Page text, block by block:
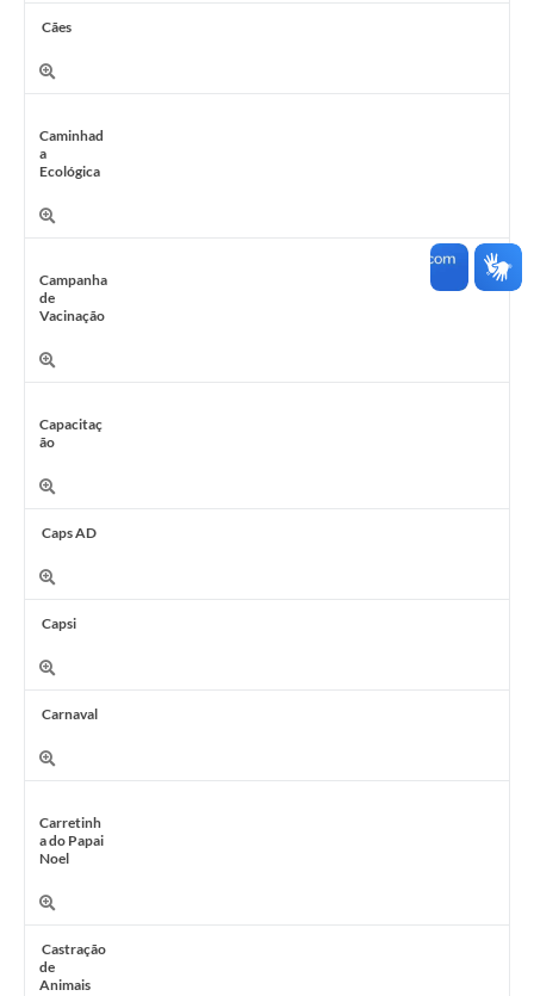
Cães
Caminhad
a
Ecológica
Campanha
de
Vacinação
Capacitaç
ão
Caps AD
Capsi
Carnaval
Carretinh
a do Papai
Noel
Castração
de
Animais